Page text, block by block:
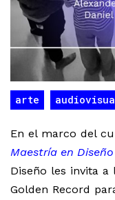
arte
En el marco del
Maestría en Diseño
Diseño les invita a
Golden Record